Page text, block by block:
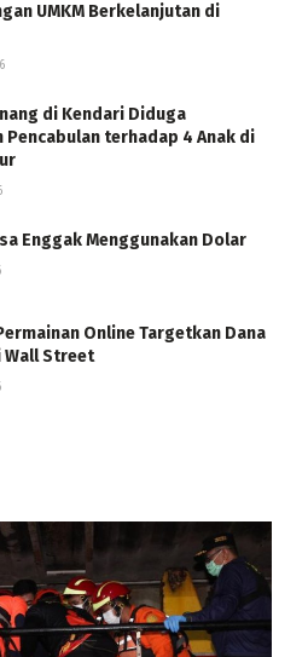
UMKM Berkelanjutan di
di Kendari Diduga
Pencabulan terhadap 4 Anak di
Enggak Menggunakan Dolar
Online Targetkan Dana
Wall Street